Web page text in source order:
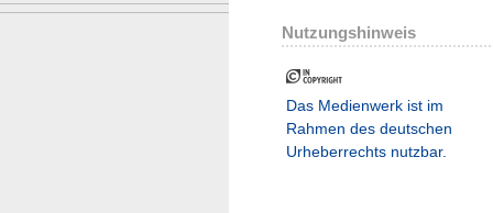
Nutzungshinweis
Das Medienwerk ist im
Rahmen des deutschen
Urheberrechts nutzbar.